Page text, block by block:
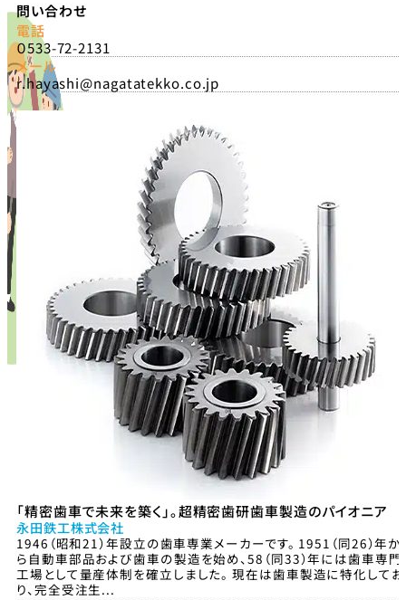
問い合わせ
電話
０533-72-2131
メール
r.hayashi@nagatatekko.co.jp
「精密歯車で未来を築く」。超精密歯研歯車製造のパイオニア
永田鉄工株式会社
1946（昭和21）年設立の歯車専業メーカーです。 1951（同26）年か
ら自動車部品および歯車の製造を始め、58（同33）年には歯車専門
工場として量産体制を確立しました。 現在は歯車製造に特化してお
り、完全受注生...